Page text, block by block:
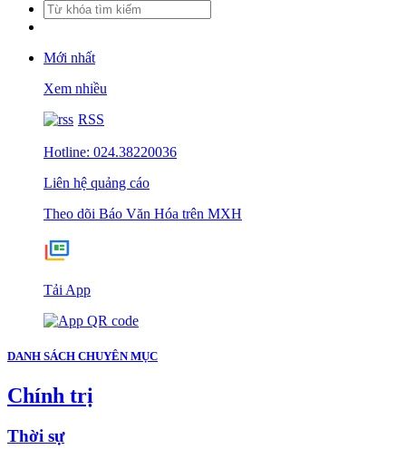
Mới nhất
Xem nhiều
RSS
Hotline: 024.38220036
Liên hệ quảng cáo
Theo dõi Báo Văn Hóa trên MXH
Tải App
DANH SÁCH CHUYÊN MỤC
Chính trị
Thời sự